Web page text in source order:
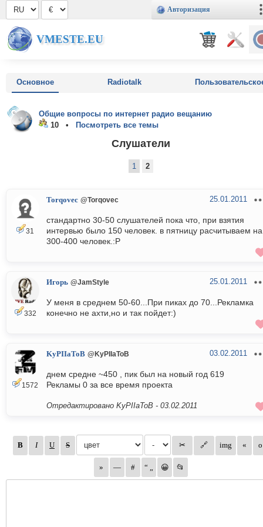
Авторизация
VMESTE.EU
Основное Radiotalk
Общие вопросы по интернет радио вещанию
10 •
Посмотреть все темы
Cлушатели
1 2
31
Torqovec @Torqovec 25.01.2011
стандартно 30-50 слушателей пока что, при взятия
интервью было 150 человек. в пятницу расчитываем на
300-400 человек.:P
332
Игорь @JamStyle 25.01.2011
У меня в среднем 50-60...При пиках до 70...Рекламка
конечно не ахти,но и так пойдет:)
1572
KyPIIaToB @KyPIIaToB 03.02.2011
днем средне ~450 , пик был на новый год 619
Рекламы 0 за все время проекта
Отредактировано KyPIIaToB - 03.02.2011